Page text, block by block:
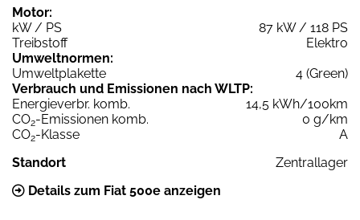
Motor:
kW / PS
87 kW / 118 PS
Treibstoff
Elektro
Umweltnormen:
Umweltplakette
4 (Green)
Verbrauch und Emissionen nach WLTP:
Energieverbr. komb.
14,5 kWh/100km
CO2-Emissionen komb.
0 g/km
CO2-Klasse
A
Standort
Zentrallager
Details zum Fiat 500e anzeigen